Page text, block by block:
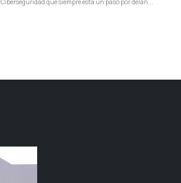
Ciberseguridad que siempre está un paso por delan...